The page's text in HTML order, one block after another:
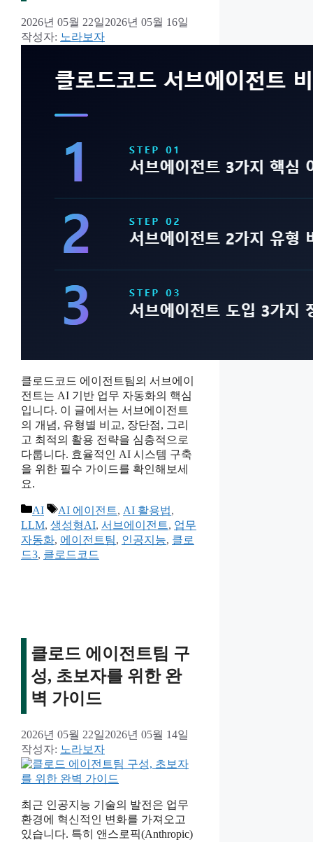
2026년 05월 22일2026년 05월 16일
작성자: 노라보자
클로드코드 에이전트팀의 서브에이
전트는 AI 기반 업무 자동화의 핵심
입니다. 이 글에서는 서브에이전트
의 개념, 유형별 비교, 장단점, 그리
고 최적의 활용 전략을 심층적으로
다룹니다. 효율적인 AI 시스템 구축
을 위한 필수 가이드를 확인해보세
요.
카
테
고
리
AI
태
그
AI 에이전트, AI 활용법,
LLM, 생성형AI, 서브에이전트, 업무
자동화, 에이전트팀, 인공지능, 클로
드3, 클로드코드
클로드 에이전트팀 구
성, 초보자를 위한 완
벽 가이드
2026년 05월 22일2026년 05월 14일
작성자: 노라보자
최근 인공지능 기술의 발전은 업무
환경에 혁신적인 변화를 가져오고
있습니다. 특히 앤스로픽(Anthropic)